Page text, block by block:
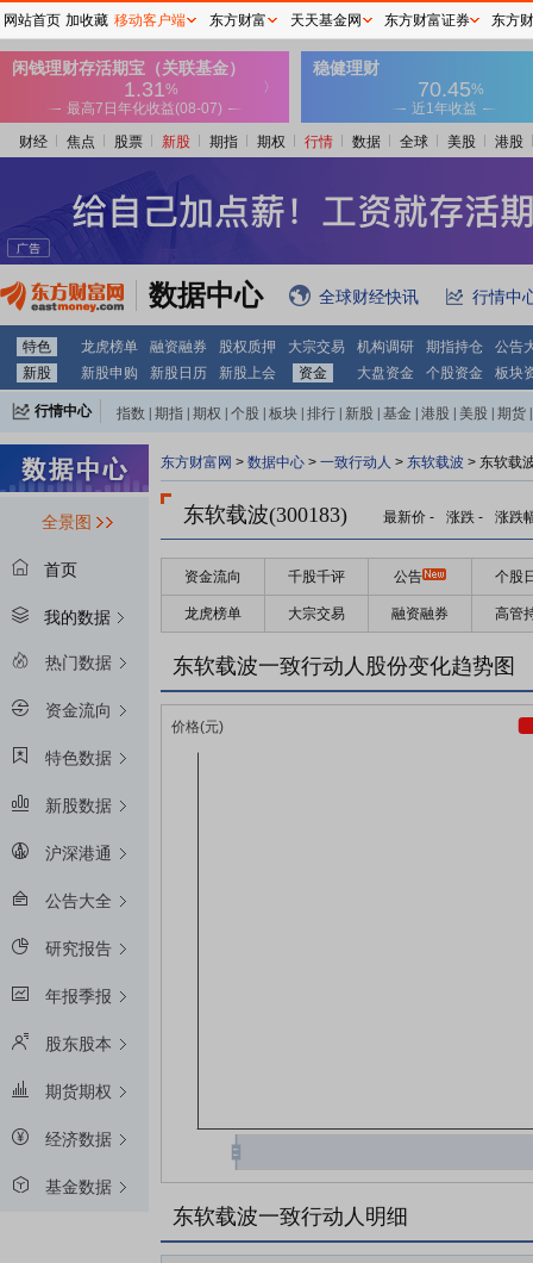
财经 焦点 股票 新股 期指 期权 行情 数据 全球 美股 港股
数据中心 全球财经快讯 行情中
特色 龙虎榜单 融资融券 股权质押 大宗交易 机构调研 期指持仓
公告
新股
新股申购 新股日历 新股上会 资金 大盘资金 个股资金 板块
行情中心 指数 期指 期权 个股 板块 排行 新股 基金 港股 美股 期货
全景图
首页
我的数据
热门数据
资金流向
特色数据
新股数据
沪深港通
公告大全
研究报告
年报季报
股东股本
期货期权
经济数据
基金数据
东方财富网 > 数据中心 > 一致行动人 > 东软载波 > 东软载
东软载波(300183) 最新价 - 涨跌 - 涨跌
资金流向 千股千评 公告 个股
龙虎榜单 大宗交易 融资融券 高管
东软载波一致行动人股份变化趋势图
东软载波一致行动人明细
网站首页 加收藏 移动客户端 东方财富 天天基金网 东方财富证券 东方